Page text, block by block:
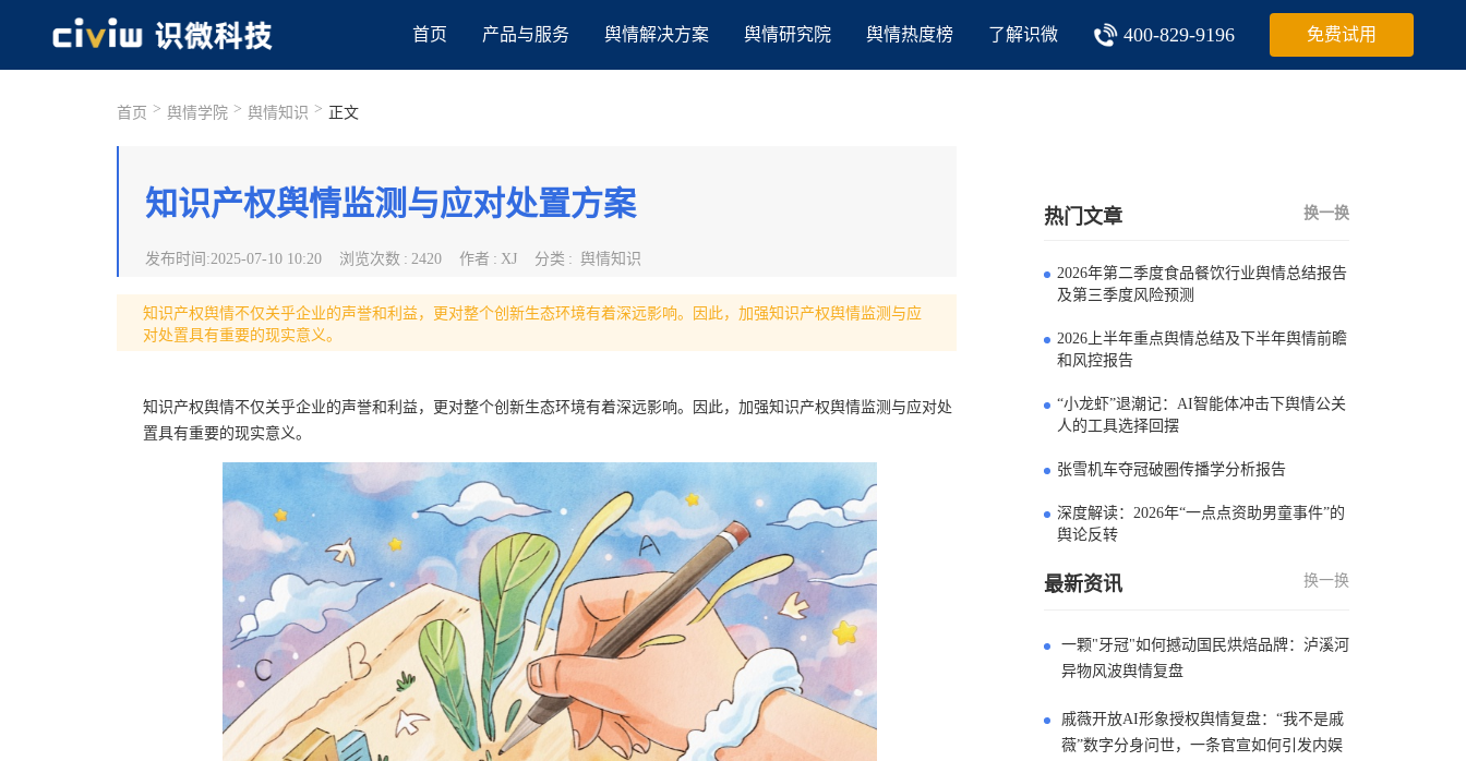
首页 产品与服务 舆情解决方案 舆情研究院 舆情热度榜 了解识微 400-829-9196 免费试用
首页 > 舆情学院 > 舆情知识 > 正文
知识产权舆情监测与应对处置方案
发布时间 :2025-07-10 10:20 浏览次数 : 2420 作者 : XJ 分类 : 舆情知识
知识产权舆情不仅关乎企业的声誉和利益，更对整个创新生态环境有着深远影响。因此，加强知识产权舆情监测与应
对处置具有重要的现实意义。
知识产权舆情不仅关乎企业的声誉和利益，更对整个创新生态环境有着深远影响。因此，加强知识产权舆情监测与应对处
置具有重要的现实意义。
热门文章 换一换
2026年第二季度食品餐饮行业舆情总结报告
及第三季度风险预测
2026上半年重点舆情总结及下半年舆情前瞻
和风控报告
“小龙虾”退潮记：AI智能体冲击下舆情公关
人的工具选择回摆
张雪机车夺冠破圈传播学分析报告
深度解读：2026年“一点点资助男童事件”的
舆论反转
最新资讯 换一换
一颗"牙冠"如何撼动国民烘焙品牌：泸溪河
异物风波舆情复盘
戚薇开放AI形象授权舆情复盘：“我不是戚
薇”数字分身问世，一条官宣如何引发内娱